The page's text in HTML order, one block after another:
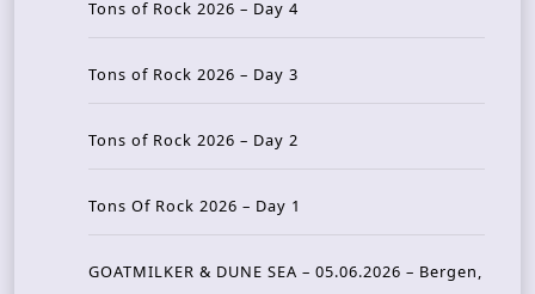
Tons of Rock 2026 – Day 4
Tons of Rock 2026 – Day 3
Tons of Rock 2026 – Day 2
Tons Of Rock 2026 – Day 1
GOATMILKER & DUNE SEA – 05.06.2026 – Bergen,